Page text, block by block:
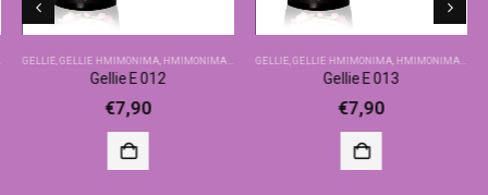
GELLIE GELLIE ΗΜΙΜΌΝΙΜΑ ΗΜΙΜΌΝΙΜΑ-ΒΑΣΙΚΆ ΧΡΏΜΑΤΑ
Gellie E 012
€7,90
GELLIE GELLIE ΗΜΙΜΌΝΙΜΑ ΗΜΙΜΌΝΙΜΑ-ΒΑΣΙΚΆ ΧΡΏΜΑΤΑ
Gellie E 013
€7,90